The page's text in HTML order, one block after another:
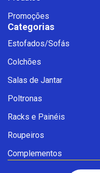
Promoções
Categorias
Estofados/Sofás
Colchões
Salas de Jantar
Poltronas
Racks e Painéis
Roupeiros
Complementos